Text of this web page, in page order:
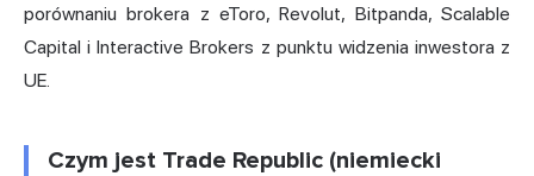
porównaniu brokera z eToro,Revolut, Bitpanda, Scalable
Capital i Interactive Brokers z punktu widzenia inwestora z
UE.
Czym jest Trade Republic (niemiecki